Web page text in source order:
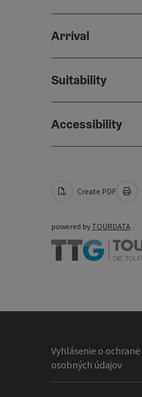
Arrival
Suitability
Accessibility
Create PDF
powered by TOURDATA
Vyhlásenie o ochrane
osobných údajov